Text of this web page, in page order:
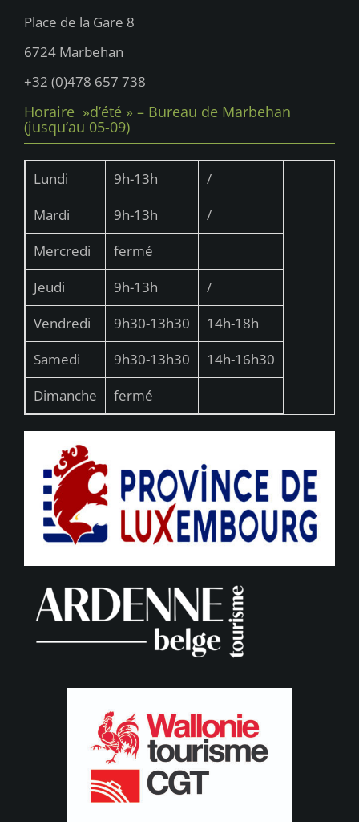
Place de la Gare 8
6724 Marbehan
+32 (0)478 657 738
Horaire »d’été » – Bureau de Marbehan
(jusqu’au 05-09)
Lundi 9h-13h
/
Mardi
9h-13h
/
Mercredi
fermé
Jeudi
9h-13h
/
Vendredi
9h30-13h30
14h-18h
Samedi
9h30-13h30
14h-16h30
Dimanche
fermé